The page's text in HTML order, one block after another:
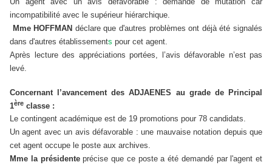
incompatibilité avec le supérieur hiérarchique.
Mme HOFFMAN déclare que d'autres problèmes ont déjà été signalés
dans d'autres établissements pour cet agent.
Après lecture des appréciations portées, l’avis défavorable n’est pas
levé.
Concernant l’avancement des ADJAENES au grade de Principal
1ère classe :
Le contingent académique est de 19 promotions pour 78 candidats.
Un agent avec un avis défavorable : une mauvaise notation depuis que
cet agent occupe le poste aux archives.
Mme la présidenteprécise que ce poste a été demandé par l'agent et